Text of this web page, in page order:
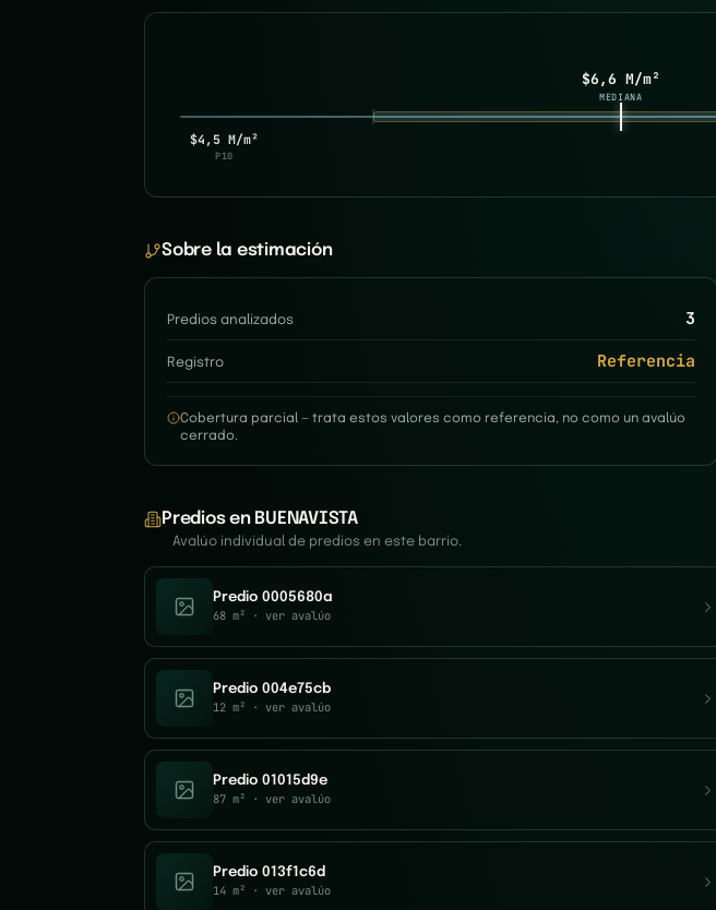
$4,5 M/m²
P10
$6,6 M/m²
MEDIANA
Sobre la estimación
Predios analizados 3
Registro Referencia
Cobertura parcial — trata estos valores como referencia, no como un avalúo
cerrado.
Predios en BUENAVISTA
Avalúo individual de predios en este barrio.
Predio 0005680a
68 m² · ver avalúo
Predio 004e75cb
12 m² · ver avalúo
Predio 01015d9e
87 m² · ver avalúo
Predio 013f1c6d
14 m² · ver avalúo